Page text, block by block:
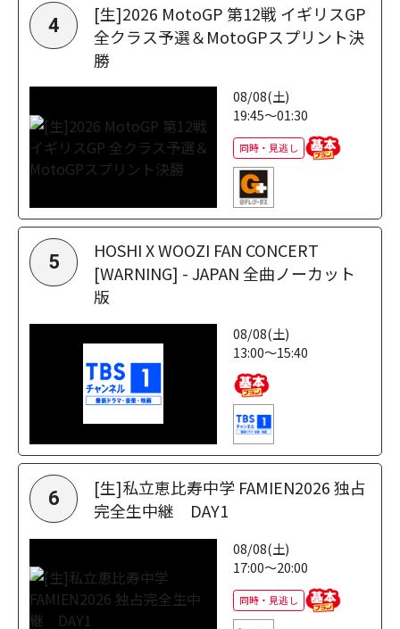
4
[生]2026 MotoGP 第12戦 イギリスGP
全クラス予選＆MotoGPスプリント決
勝
08/08(土)
19:45～01:30
同時・見逃し
5
HOSHI X WOOZI FAN CONCERT
[WARNING] - JAPAN 全曲ノーカット
版
08/08(土)
13:00～15:40
6
[生]私立恵比寿中学 FAMIEN2026 独占
完全生中継 DAY1
08/08(土)
17:00～20:00
同時・見逃し